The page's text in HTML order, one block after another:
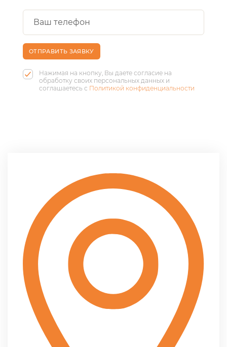
ОТПРАВИТЬ ЗАЯВКУ
Нажимая на кнопку, Вы даете согласие на
обработку своих персональных данных и
соглашаетесь с Политикой конфиденциальности